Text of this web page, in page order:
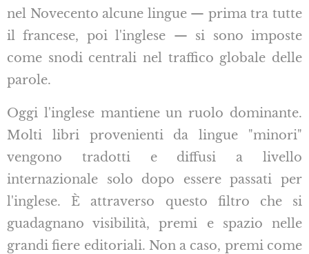
nel Novecento alcune lingue — prima tra tutte
il francese, poi l'inglese — si sono imposte
come snodi centrali nel traffico globale delle
parole.
Oggi l'inglese mantiene un ruolo dominante.
Molti libri provenienti da lingue "minori"
vengono tradotti e diffusi a livello
internazionale solo dopo essere passati per
l'inglese. È attraverso questo filtro che si
guadagnano visibilità, premi e spazio nelle
grandi fiere editoriali. Non a caso, premi come